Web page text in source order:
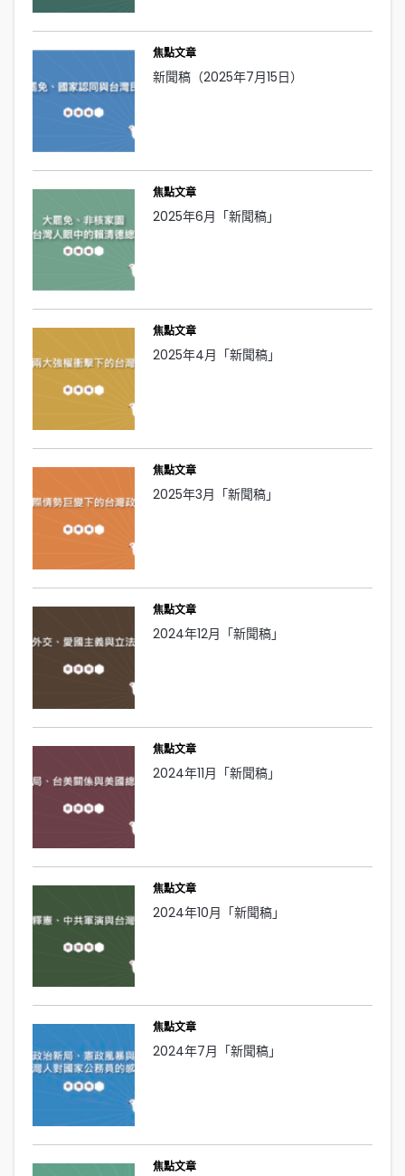
焦點文章
新聞稿（2025年7月15日）
焦點文章
2025年6月「新聞稿」
焦點文章
2025年4月「新聞稿」
焦點文章
2025年3月「新聞稿」
焦點文章
2024年12月「新聞稿」
焦點文章
2024年11月「新聞稿」
焦點文章
2024年10月「新聞稿」
焦點文章
2024年7月「新聞稿」
焦點文章